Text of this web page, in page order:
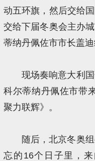
动五环旗，然后交给
交给下届冬奥会主办
蒂纳丹佩佐市市长盖迪
现场奏响意大利
科尔蒂纳丹佩佐市带
聚力联辉》。
随后，北京冬奥
忘的16个日子里，